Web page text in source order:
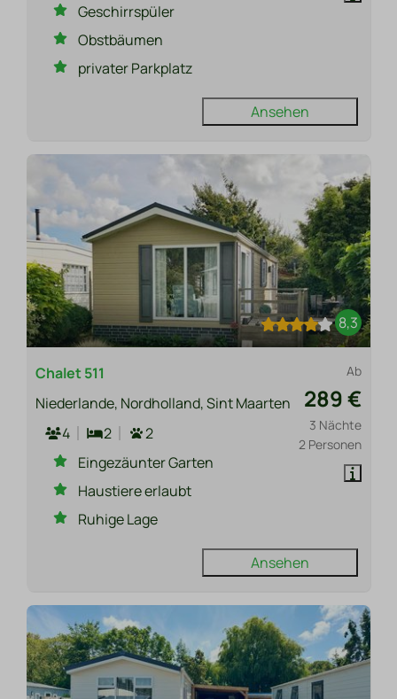
Geschirrspüler
Obstbäumen
privater Parkplatz
Ansehen
8,3
Ab
289 €
3 Nächte
2 Personen
Chalet 511
Niederlande, Nordholland, Sint Maarten
4
2
2
Eingezäunter Garten
Haustiere erlaubt
Ruhige Lage
Ansehen